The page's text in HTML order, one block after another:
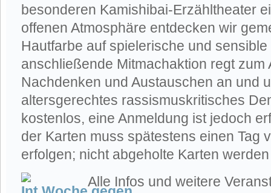
besonderen Kamishibai-Erzähltheater
offenen Atmosphäre entdecken wir
Hautfarbe auf spielerische und
anschließende Mitmachaktion regt zum
Nachdenken und Austauschen an und
altersgerechtes rassismuskritisches
kostenlos, eine Anmeldung ist jedoch
der Karten muss spätestens einen Tag
erfolgen; nicht abgeholte Karten
Alle Infos und weitere